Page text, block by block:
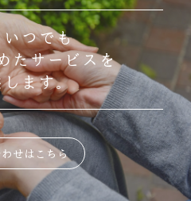
つでも
たサービスを
します。
せはこちら